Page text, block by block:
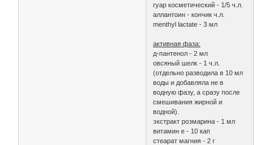
гуар косметический - 1/5 ч.л.
аллантоин - кончик ч.л.
menthyl lactate - 3 мл
активная фаза:
д-пантенол - 2 мл
овсяный шелк - 1 ч.л.
(отдельно разводила в 10 мл
воды и добавляла не в
водную фазу, а сразу после
смешивания жирной и
водной).
экстракт розмарина - 1 мл
витамин е - 10 кап
стеарат магния - 2 г